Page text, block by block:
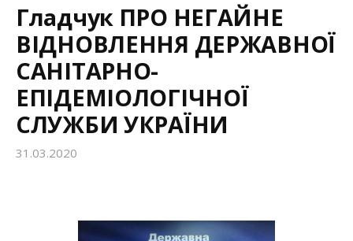
Гладчук ПРО НЕГАЙНЕ
ВІДНОВЛЕННЯ ДЕРЖАВНОЇ
САНІТАРНО-
ЕПІДЕМІОЛОГІЧНОЇ
СЛУЖБИ УКРАЇНИ
31.03.2020